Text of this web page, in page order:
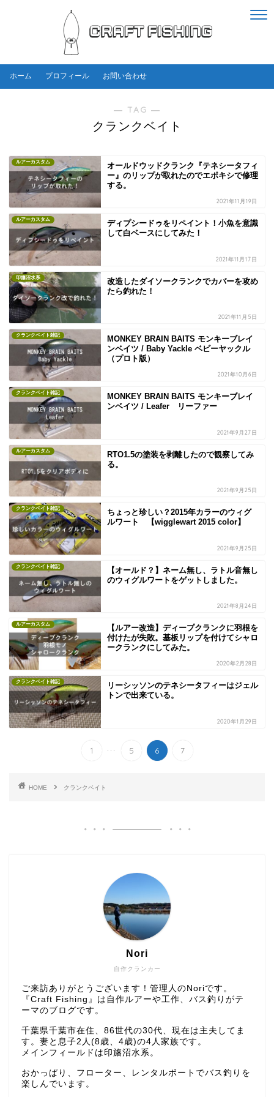
ホーム プロフィール お問い合わせ
― TAG ―
クランクベイト
ルアーカスタム
オールドウッドクランク『テネシータフィ
ー』のリップが取れたのでエポキシで修理
する。
2021年11月19日
ルアーカスタム
ディプシードゥをリペイント！小魚を意識
して白ベースにしてみた！
2021年11月17日
印旛沼水系
改造したダイソークランクでカバーを攻め
たら釣れた！
2021年11月5日
クランクベイト雑記
MONKEY BRAIN BAITS モンキーブレイ
ンベイツ / Baby Yackle ベビーヤックル
（プロト版）
2021年10月6日
クランクベイト雑記
MONKEY BRAIN BAITS モンキーブレイ
ンベイツ / Leafer リーファー
2021年9月27日
ルアーカスタム
RTO1.5の塗装を剥離したので観察してみ
る。
2021年9月25日
クランクベイト雑記
ちょっと珍しい？2015年カラーのウィグ
ルワート 【wigglewart 2015 color】
2021年9月25日
クランクベイト雑記
【オールド？】ネーム無し、ラトル音無し
のウィグルワートをゲットしました。
2021年8月24日
ルアーカスタム
【ルアー改造】ディープクランクに羽根を
付けたが失敗。基板リップを付けてシャロ
ークランクにしてみた。
2020年2月28日
クランクベイト雑記
リーシッソンのテネシータフィーはジェル
トンで出来ている。
2020年1月29日
1 ... 5 6 7
HOME クランクベイト
自作クランカー
Nori
ご来訪ありがとうございます！管理人のNoriです。
『Craft Fishing』は自作ルアーや工作、バス釣りがテ
ーマのブログです。
千葉県千葉市在住、86世代の30代、現在は主夫してま
す。妻と息子2人(8歳、4歳)の4人家族です。
メインフィールドは印旛沼水系。
おかっぱり、フローター、レンタルボートでバス釣りを
楽しんでいます。